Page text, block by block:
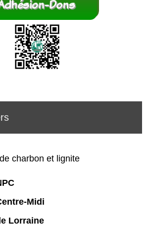
charbon et lignite
Midi
Lorraine